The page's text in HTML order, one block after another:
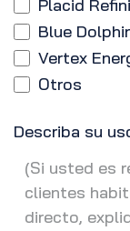
Placid
Blue
Vertex
Otros
Describa su